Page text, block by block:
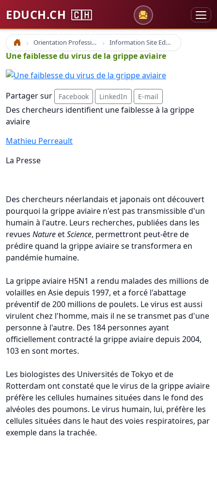
EDUCH.CH 🇨🇭
Accueil Orientation Professionnelle Information Site Educh.ch
Une faiblesse du virus de la grippe aviaire
Partager sur Facebook LinkedIn E-mail
Des chercheurs identifient une faiblesse à la grippe
aviaire
Mathieu Perreault
La Presse
Des chercheurs néerlandais et japonais ont découvert
pourquoi la grippe aviaire n'est pas transmissible d'un
humain à l'autre. Leurs recherches, publiées dans les
revues NatureetScience, permettront peut-être de
prédire quand la grippe aviaire se transformera en
pandémie humaine.
La grippe aviaire H5N1 a rendu malades des millions de
volailles en Asie depuis 1997, et a forcé l'abattage
préventif de 200 millions de poulets. Le virus est aussi
virulent chez l'homme, mais il ne se transmet pas d'une
personne à l'autre. Des 184 personnes ayant
officiellement contracté la grippe aviaire depuis 2004,
103 en sont mortes.
Les biologistes des Universités de Tokyo et de
Rotterdam ont constaté que le virus de la grippe aviaire
préfère les cellules humaines situées dans le fond des
alvéoles des poumons. Le virus humain, lui, préfère les
cellules situées dans le haut des voies respiratoires, par
exemple dans la trachée.